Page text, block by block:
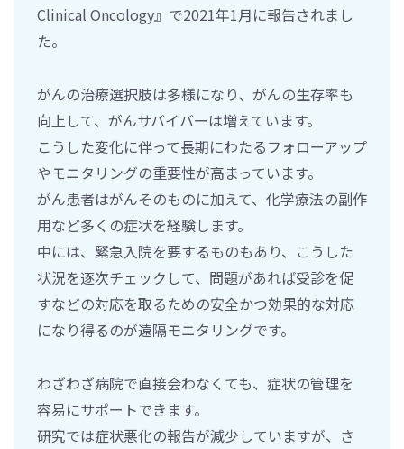
Clinical Oncology』で2021年1月に報告されまし
た。
がんの治療選択肢は多様になり、がんの生存率も
向上して、がんサバイバーは増えています。
こうした変化に伴って長期にわたるフォローアップ
やモニタリングの重要性が高まっています。
がん患者はがんそのものに加えて、化学療法の副作
用など多くの症状を経験します。
中には、緊急入院を要するものもあり、こうした
状況を逐次チェックして、問題があれば受診を促
すなどの対応を取るための安全かつ効果的な対応
になり得るのが遠隔モニタリングです。
わざわざ病院で直接会わなくても、症状の管理を
容易にサポートできます。
研究では症状悪化の報告が減少していますが、さ